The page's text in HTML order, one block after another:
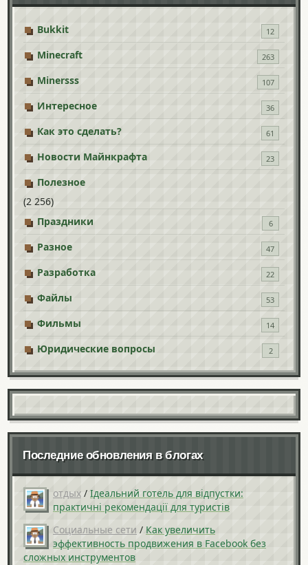
Bukkit 12
Minecraft 263
Minersss 107
Интересное 36
Как это сделать? 61
Новости Майнкрафта 23
Полезное
(2 256)
Праздники
6
Разное 47
Разработка 22
Файлы 53
Фильмы 14
Юридические вопросы 2
Последние обновления в блогах
отдых / Ідеальний готель для відпустки:
практичні рекомендації для туристів
Социальные сети / Как увеличить
эффективность продвижения в Facebook без
сложных инструментов